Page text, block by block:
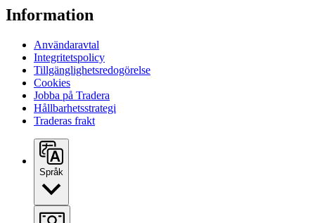
Information
Användaravtal
Integritetspolicy
Tillgänglighetsredogörelse
Cookies
Jobba på Tradera
Hållbarhetsstrategi
Traderas frakt
Språk